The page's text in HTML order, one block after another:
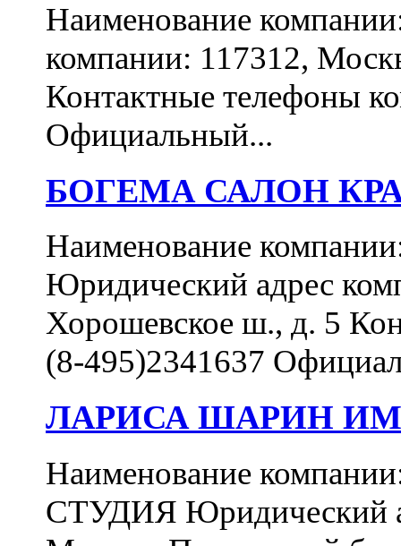
Наименование
компании: 117312,
Контактные телефоны
Официальный...
БОГЕМА САЛОН
Наименование
Юридический адрес
Хорошевское ш., д. 5
(8-495)2341637
ЛАРИСА ШАРИН
Наименование
СТУДИЯ Юридический